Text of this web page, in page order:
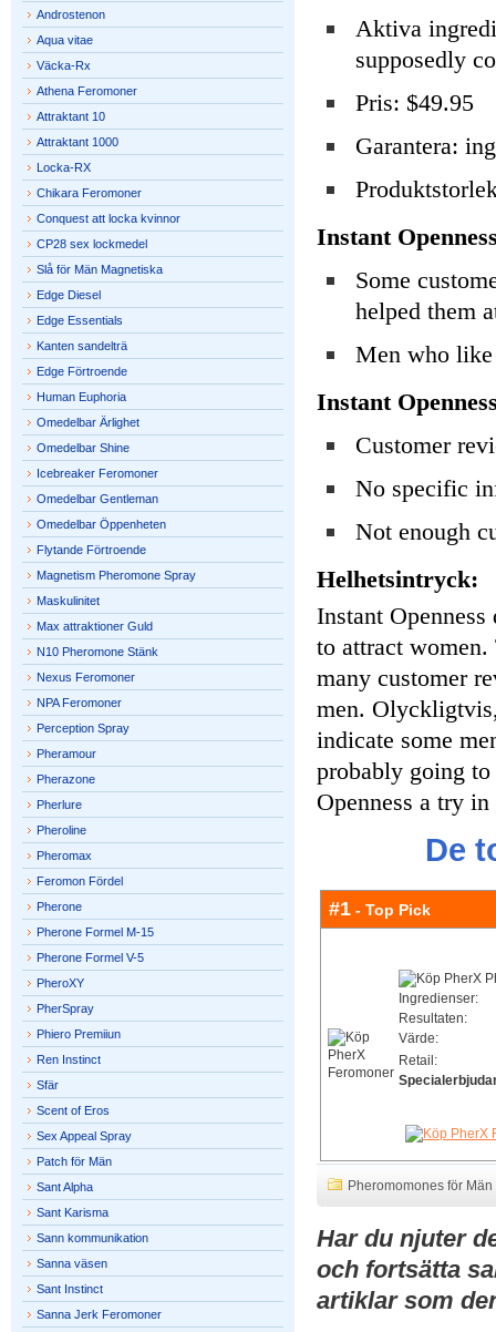
Aktiva
supposedly
Pris: $49.95
Garantera:
Instant
Some
helped them
Men who like
Instant
Customer
No specific
Not enough
Helhetsintryck:
Instant
to attract women.
many customer
men.
indicate some
probably going
Openness a try
De
#1 - Top Pick
Ingredienser:
Resultaten:
Värde:
Retail:
Pheromomones för Män
Har du njuter
och fortsätta
artiklar som
Androstenon
Aqua vitae
Väcka-Rx
Athena Feromoner
Attraktant 10
Attraktant 1000
Locka-RX
Chikara Feromoner
Conquest att locka kvinnor
CP28 sex lockmedel
Slå för Män Magnetiska
Edge Diesel
Edge Essentials
Kanten sandelträ
Edge Förtroende
Human Euphoria
Omedelbar Ärlighet
Omedelbar Shine
Icebreaker Feromoner
Omedelbar Gentleman
Omedelbar Öppenheten
Flytande Förtroende
Magnetism Pheromone Spray
Maskulinitet
Max attraktioner Guld
N10 Pheromone Stänk
Nexus Feromoner
NPA Feromoner
Perception Spray
Pheramour
Pherazone
Pherlure
Pheroline
Pheromax
Feromon Fördel
Pherone
Pherone Formel M-15
Pherone Formel V-5
PheroXY
PherSpray
Phiero Premiiun
Ren Instinct
Sfär
Scent of Eros
Sex Appeal Spray
Patch för Män
Sant Alpha
Sant Karisma
Sann kommunikation
Sanna väsen
Sant Instinct
Sanna Jerk Feromoner